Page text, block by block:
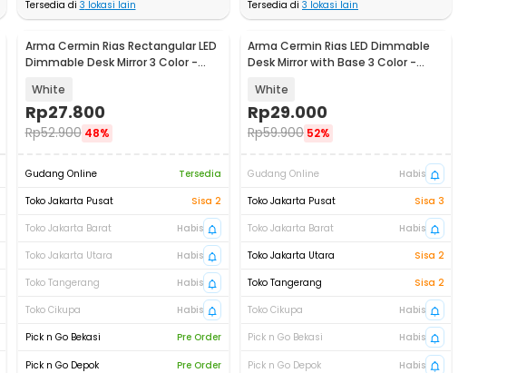
Tersedia di 3 lokasi lain
Tersedia di 3 lokasi lain
Arma Cermin Rias Rectangular LED
Dimmable Desk Mirror 3 Color -
White
Rp27.800
Rp52.900 48%
Gudang Online
Tersedia
Toko Jakarta Pusat
Sisa 2
Toko Jakarta Barat
Habis
Toko Jakarta Utara
Habis
Toko Tangerang
Habis
Toko Cikupa
Habis
Pick n Go Bekasi
Pre Order
Pick n Go Depok
Pre Order
Arma Cermin Rias LED Dimmable
Desk Mirror with Base 3 Color -
White
Rp29.000
Rp59.900 52%
Gudang Online
Habis
Toko Jakarta Pusat
Sisa 3
Toko Jakarta Barat
Habis
Toko Jakarta Utara
Sisa 2
Toko Tangerang
Sisa 2
Toko Cikupa
Habis
Pick n Go Bekasi
Habis
Pick n Go Depok
Habis